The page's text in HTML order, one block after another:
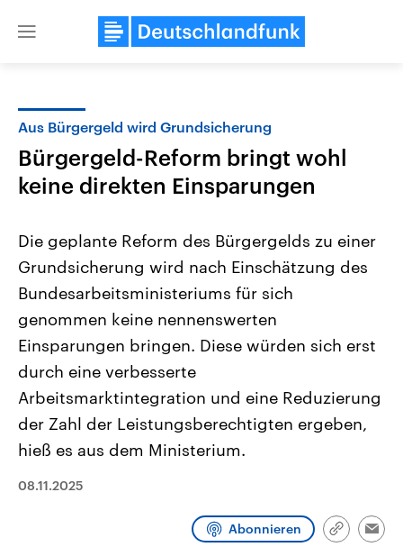
Close
Landtagswahl Sachsen-Anhalt
2026
Alle Informationen
Sachsen-Anhalt wählt am 6.
September 2026 einen neuen
Bundesland von einer Koalition aus
CDU, SPD und FDP regiert.-
Umfragen, Prognosen,
Wahlprogramme, aktuelle Berichte
und Hintergründe zu den Parteien
Wahl.
USA
Aktuelle Beiträge,
Hintergründe
mit großem Einfluss auf
aktuelle Weltgeschehen.
Sendungen Programm Podcasts
Aus Bürgergeld wird Grundsicherung
Bürgergeld-Reform bringt wohl
keine direkten Einsparungen
Die geplante Reform des Bürgergelds zu einer
Grundsicherung wird nach Einschätzung des
Bundesarbeitsministeriums für sich
genommen keine nennenswerten
Einsparungen bringen. Diese würden sich erst
durch eine verbesserte
Arbeitsmarktintegration und eine Reduzierung
der Zahl der Leistungsberechtigten ergeben,
hieß es aus dem Ministerium.
08.11.2025
Abonnieren
Link